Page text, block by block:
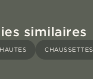
similaires
CHAUSSETTES